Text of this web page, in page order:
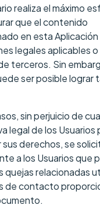
realiza el máximo
que el contenido
en esta Aplicación
legales aplicables o
terceros. Sin
ser posible lograr
sin perjuicio de
legal de los Usuarios
sus derechos, se
a los Usuarios que
quejas relacionadas
de contacto